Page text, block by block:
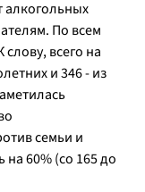
алкогольных
По всем
всего на
и 346 - из
семьи и
60% (со 165 до